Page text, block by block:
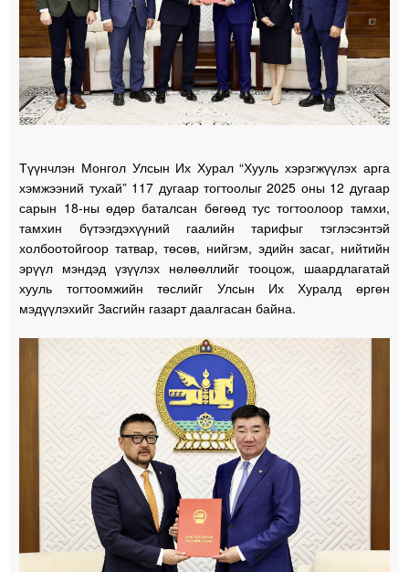
Түүнчлэн Монгол Улсын Их Хурал “Хууль хэрэгжүүлэх арга
хэмжээний тухай” 117 дугаар тогтоолыг 2025 оны 12 дугаар
сарын 18-ны өдөр баталсан бөгөөд тус тогтоолоор тамхи,
тамхин бүтээгдэхүүний гаалийн тарифыг тэглэсэнтэй
холбоотойгоор татвар, төсөв, нийгэм, эдийн засаг, нийтийн
эрүүл мэндэд үзүүлэх нөлөөллийг тооцож, шаардлагатай
хууль тогтоомжийн төслийг Улсын Их Хуралд өргөн
мэдүүлэхийг Засгийн газарт даалгасан байна.